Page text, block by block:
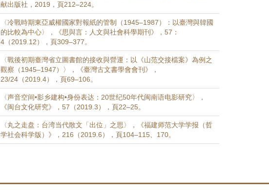
献出版社，2019，頁212–224。
〈冷戰時期東亞威權國家對報紙的管制（1945–1987）：以臺灣與韓國
的比較為中心〉，《思與言：人文與社會科學期刊》，57：
4（2019.12），頁309–377。
〈戰後初期臺灣省立圖書館的接收與營運：以《山范交接檔案》為例之
觀察（1945–1947）〉，《臺灣古文書學會會刊》，
23/24（2019.4），頁69–106。
〈声音空间•影乡建构•身份表达：20世纪50年代闽南语电影研究〉，
《闽台文化研究》，57（2019.3），頁22–25。
〈丸之走盘：台湾当代散文「出位」之思〉，《福建师范大学学报（哲
学社会科学版）》，216（2019.6），頁104–115、170。